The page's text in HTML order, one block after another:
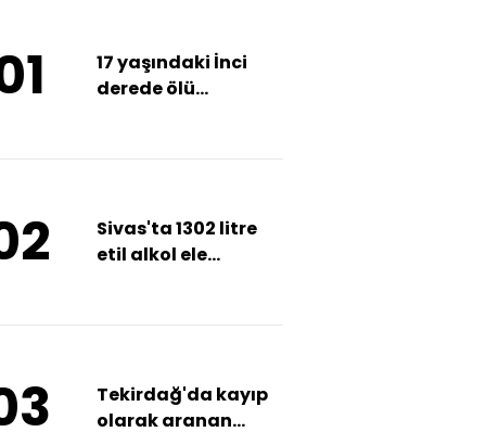
17 yaşındaki İnci
derede ölü
Sivas'ta 1302 litre
etil alkol ele
Tekirdağ'da kayıp
olarak aranan